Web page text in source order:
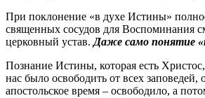
При поклонение «в духе Истины»
священных сосудов для Воспоминания
церковный устав. Даже само понятие
Познание Истины, которая есть
нас было освободить от всех
апостольское время – освободило, а